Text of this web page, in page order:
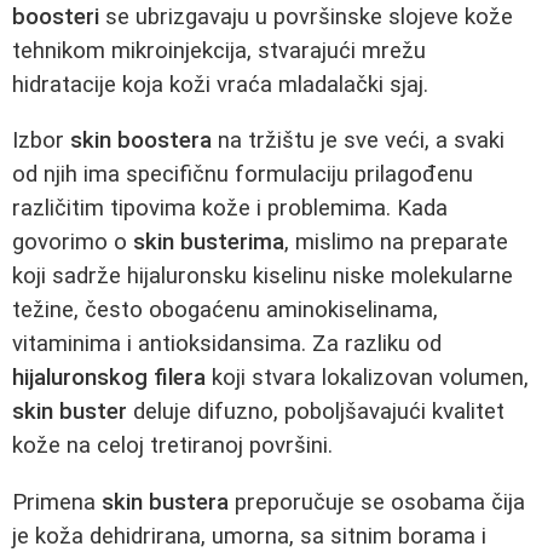
boosteri se ubrizgavaju u površinske slojeve kože
tehnikom mikroinjekcija, stvarajući mrežu
hidratacije koja koži vraća mladalački sjaj.
Izbor skin boostera na tržištu je sve veći, a svaki
od njih ima specifičnu formulaciju prilagođenu
različitim tipovima kože i problemima. Kada
govorimo o skin busterima, mislimo na preparate
koji sadrže hijaluronsku kiselinu niske molekularne
težine, često obogaćenu aminokiselinama,
vitaminima i antioksidansima. Za razliku od
hijaluronskog filera koji stvara lokalizovan volumen,
skin buster deluje difuzno, poboljšavajući kvalitet
kože na celoj tretiranoj površini.
Primena skin bustera preporučuje se osobama čija
je koža dehidrirana, umorna, sa sitnim borama i